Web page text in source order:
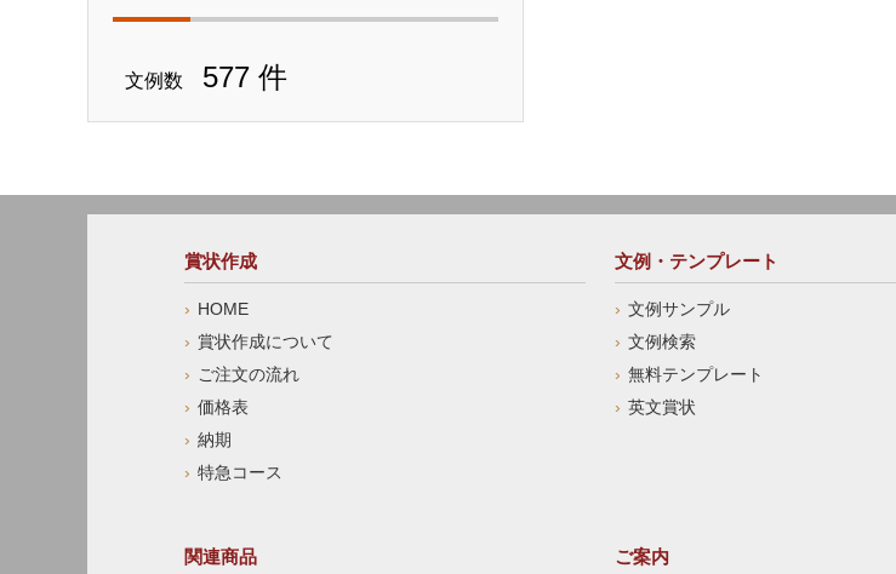
文例数 577 件
賞状作成
HOME
賞状作成について
ご注文の流れ
価格表
納期
特急コース
文例・テンプレート
文例サンプル
文例検索
無料テンプレート
英文賞状
関連商品 ご案内